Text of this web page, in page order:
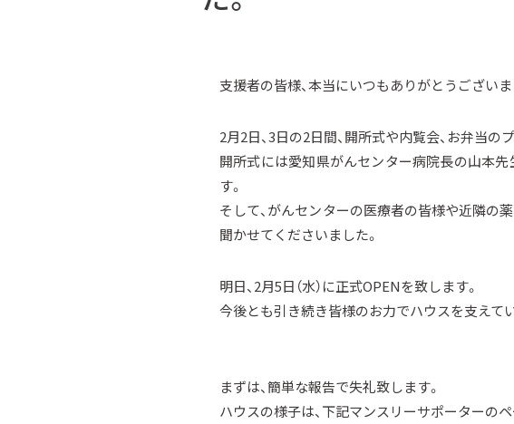
支援者の皆様、本当にいつもありがとうございま
2月2日、3日の2日間、開所式や内覧会、お弁当の
開所式には愛知県がんセンター病院長の山本
す。
そして、がんセンターの医療者の皆様や近隣の
聞かせてくださいました。
明日、2月5日（水）に正式OPENを致します。
今後とも引き続き皆様のお力でハウスを支えて
まずは、簡単な報告で失礼致します。
ハウスの様子は、下記マンスリーサポーターの